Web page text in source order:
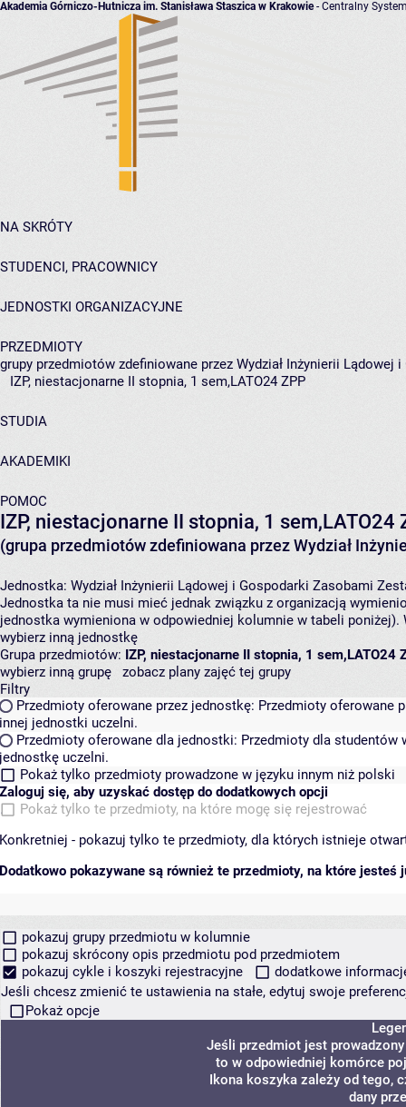
Akademia Górniczo-Hutnicza im. Stanisława Staszica w Krakowie- Centralny
NA SKRÓTY
STUDENCI, PRACOWNICY
JEDNOSTKI ORGANIZACYJNE
PRZEDMIOTY
grupy przedmiotów zdefiniowane przez Wydział Inżynierii Lądowej
IZP, niestacjonarne II stopnia, 1 sem,LATO24 ZPP
STUDIA
AKADEMIKI
POMOC
IZP, niestacjonarne II stopnia, 1 sem,LATO24
(grupa przedmiotów zdefiniowana przez Wydział
Jednostka: Wydział Inżynierii Lądowej i Gospodarki Zasobami
Jednostka ta nie musi mieć jednak związku z organizacją
jednostka wymieniona w odpowiedniej kolumnie w tabeli
wybierz inną jednostkę
Grupa przedmiotów: IZP, niestacjonarne II stopnia, 1 sem,LATO24
wybierz inną grupę
zobacz plany zajęć tej grupy
Filtry
Przedmioty oferowane przez jednostkę: Przedmioty oferowane
innej jednostki uczelni.
Przedmioty oferowane dla jednostki: Przedmioty dla studentów
jednostkę uczelni.
Pokaż tylko przedmioty prowadzone w języku innym niż polski
Zaloguj się, aby uzyskać dostęp do dodatkowych opcji
Pokaż tylko te przedmioty, na które mogę się rejestrować
Konkretniej - pokazuj tylko te przedmioty, dla których istnieje
Dodatkowo pokazywane są również te przedmioty, na które jesteś
pokazuj grupy przedmiotu w kolumnie
pokazuj skrócony opis przedmiotu pod przedmiotem
pokazuj cykle i koszyki rejestracyjne
dodatkowe
Jeśli chcesz zmienić te ustawienia na stałe, edytuj swoje
Pokaż opcje
Jeśli przedmiot jest
to w odpowiedniej komórce
Ikona koszyka zależy od tego,
dany